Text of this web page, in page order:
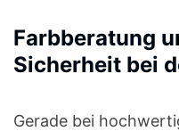
Farbberatung
Sicherheit bei
Gerade bei